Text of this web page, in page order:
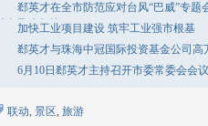
郄英才在全市防范应对台风“巴威”专
对台风攻坚战
加快工业项目建设 筑牢工业强市根基
郄英才与珠海中冠国际投资基金公司高
6月10日郄英才主持召开市委常委会会议
联动, 景区, 旅游